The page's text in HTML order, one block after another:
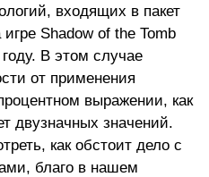
входящих в пакет
Shadow of the Tomb
В этом случае
от применения
выражении, как
двузначных значений.
как обстоит дело с
благо в нашем